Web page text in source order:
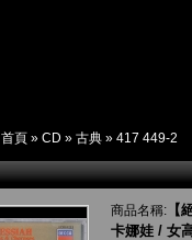
首頁 » CD » 古典 » 417 449-2
商品名稱: 【
卡娜娃 / 女